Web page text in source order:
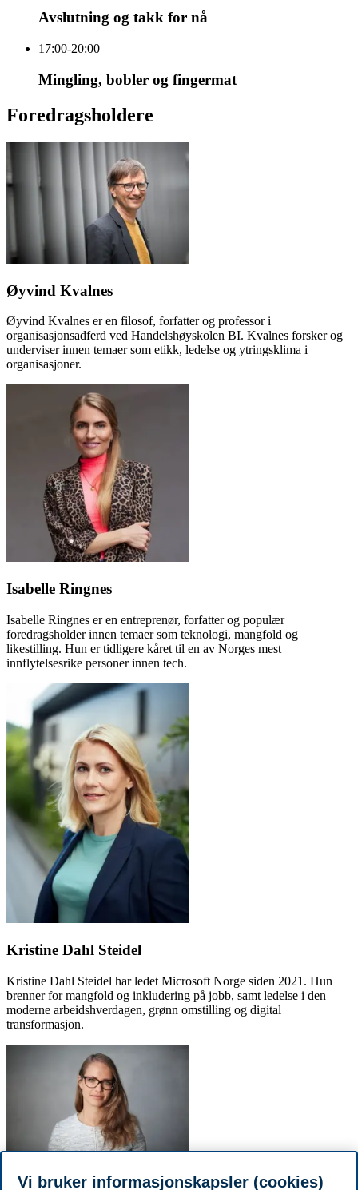
Avslutning og takk for nå
17:00-20:00
Mingling, bobler og fingermat
Foredragsholdere
Øyvind Kvalnes
Øyvind Kvalnes er en filosof, forfatter og professor i
organisasjonsadferd ved Handelshøyskolen BI. Kvalnes forsker og
underviser innen temaer som etikk, ledelse og ytringsklima i
organisasjoner.
Isabelle Ringnes
Isabelle Ringnes er en entreprenør, forfatter og populær
foredragsholder innen temaer som teknologi, mangfold og
likestilling. Hun er tidligere kåret til en av Norges mest
innflytelsesrike personer innen tech.
Kristine Dahl Steidel
Kristine Dahl Steidel har ledet Microsoft Norge siden 2021. Hun
brenner for mangfold og inkludering på jobb, samt ledelse i den
moderne arbeidshverdagen, grønn omstilling og digital
transformasjon.
Vi bruker informasjonskapsler (cookies)